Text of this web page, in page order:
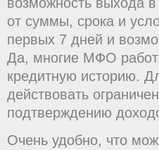
от суммы, срока и
первых 7 дней и
Да, многие МФО
кредитную историю.
действовать
подтверждению
Очень удобно, что